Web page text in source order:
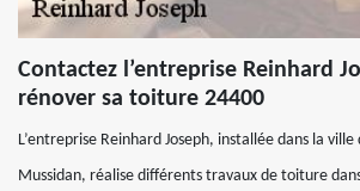
Contactez l’entreprise Reinhard
rénover sa toiture 24400
L’entreprise Reinhard Joseph, installée dans la
Mussidan, réalise différents travaux de toiture